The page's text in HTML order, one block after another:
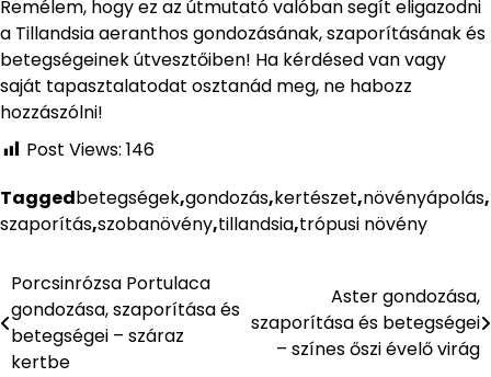
Remélem, hogy ez az útmutató valóban segít eligazodni
a Tillandsia aeranthos gondozásának, szaporításának és
betegségeinek útvesztőiben! Ha kérdésed van vagy
saját tapasztalatodat osztanád meg, ne habozz
hozzászólni!
Post Views: 146
Taggedbetegségek,gondozás,kertészet,növényápolás,
szaporítás,szobanövény,tillandsia,trópusi növény
Bejegyzés
navigáció
Porcsinrózsa Portulaca
gondozása, szaporítása és
betegségei – száraz
kertbe
Aster gondozása,
szaporítása és betegségei
– színes őszi évelő virág